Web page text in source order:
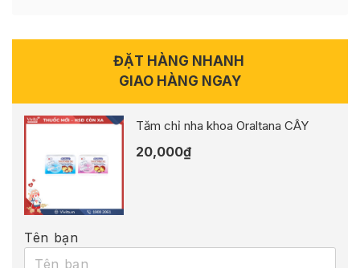
ĐẶT HÀNG NHANH
GIAO HÀNG NGAY
Tăm chỉ nha khoa Oraltana CÂY
20,000₫
Tên bạn